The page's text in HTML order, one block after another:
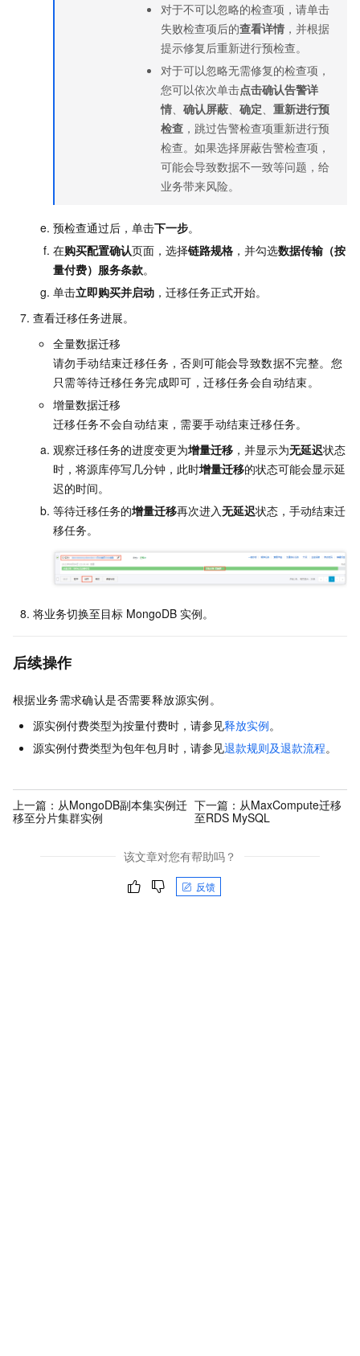
对于不可以忽略的检查项，请单击
失败检查项后的查看详情 ，并根据
提示修复后重新进行预检查。
对于可以忽略无需修复的检查项，
您可以依次单击点击确认告警详
情、 确认屏蔽、 确定、 重新进行预
检查 ，跳过告警检查项重新进行预
检查。如果选择屏蔽告警检查项，
可能会导致数据不一致等问题，给
业务带来风险。
预检查通过后，单击下一步。
在购买配置确认页面，选择链路规格 ，并勾选数据传输（按
量付费）服务条款。
单击立即购买并启动 ，迁移任务正式开始。
查看迁移任务进展。
全量数据迁移
请勿手动结束迁移任务，否则可能会导致数据不完整。您
只需等待迁移任务完成即可，迁移任务会自动结束。
增量数据迁移
迁移任务不会自动结束，需要手动结束迁移任务。
观察迁移任务的进度变更为增量迁移 ，并显示为无延迟状态
时，将源库停写几分钟，此时增量迁移的状态可能会显示延
迟的时间。
等待迁移任务的增量迁移再次进入无延迟状态，手动结束迁
移任务。
将业务切换至目标 MongoDB 实例。
后续操作
根据业务需求确认是否需要释放源实例。
源实例付费类型为按量付费时，请参见释放实例。
源实例付费类型为包年包月时，请参见退款规则及退款流程。
上一篇： 从MongoDB副本集实例迁
移至分片集群实例
下一篇： 从MaxCompute迁移
至RDS MySQL
该文章对您有帮助吗？
反馈